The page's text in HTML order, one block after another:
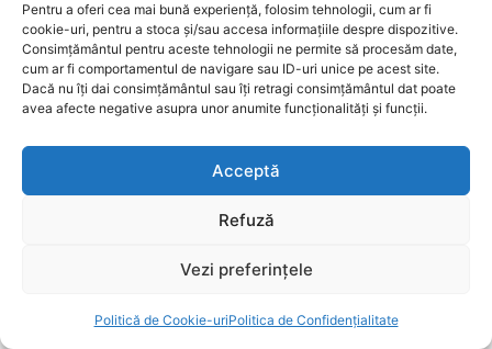
Pentru a oferi cea mai bună experiență, folosim tehnologii, cum ar fi
cookie-uri, pentru a stoca și/sau accesa informațiile despre dispozitive.
Consimțământul pentru aceste tehnologii ne permite să procesăm date,
cum ar fi comportamentul de navigare sau ID-uri unice pe acest site.
Dacă nu îți dai consimțământul sau îți retragi consimțământul dat poate
avea afecte negative asupra unor anumite funcționalități și funcții.
Acceptă
Refuză
Vezi preferințele
Politică de Cookie-uriPolitica de Confidențialitate